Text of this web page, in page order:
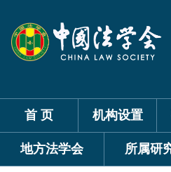
首 页 机构设置
地方法学会 所属研